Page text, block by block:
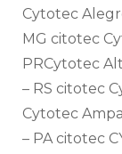
Cytotec
MG citotec
PRCytotec
– RS citotec
Cytotec
– PA citotec